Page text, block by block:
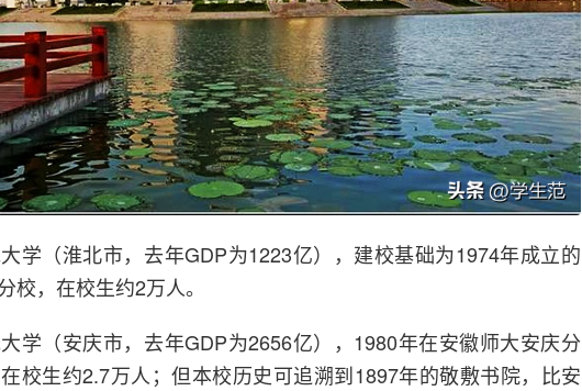
学（淮北市，去年GDP为1223亿），建校基础为1974年成立的
校，在校生约2万人。
学（安庆市，去年GDP为2656亿），1980年在安徽师大安庆分
校生约2.7万人；但本校历史可追溯到1897年的敬敷书院，比安